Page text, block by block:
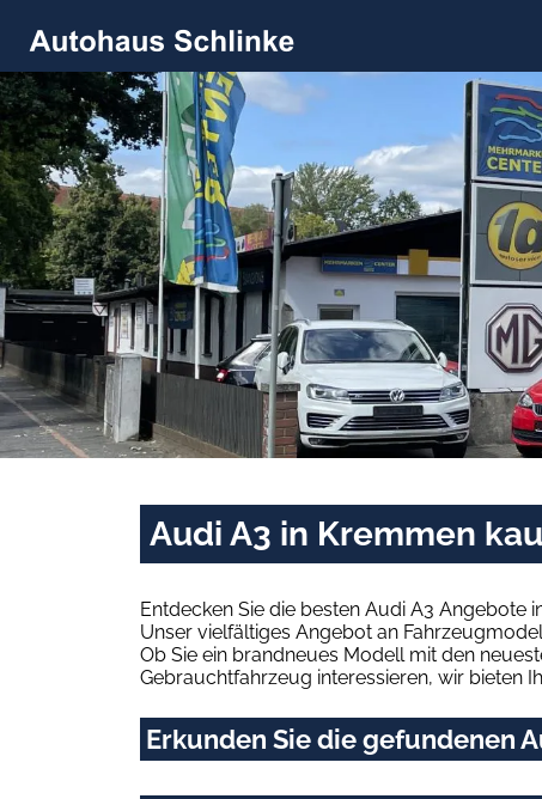
Audi A3 in Kremmen
Entdecken Sie die besten Audi A3 Angebote
Unser vielfältiges Angebot an
Ob Sie ein brandneues Modell mit den
Gebrauchtfahrzeug interessieren, wir bieten
Erkunden Sie die gefundenen